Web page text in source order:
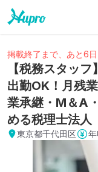
掲載終了まで、あと6日
【税務スタッ
出勤OK！月残
業承継・M＆A
める税理士法人
東京都千代田区 年